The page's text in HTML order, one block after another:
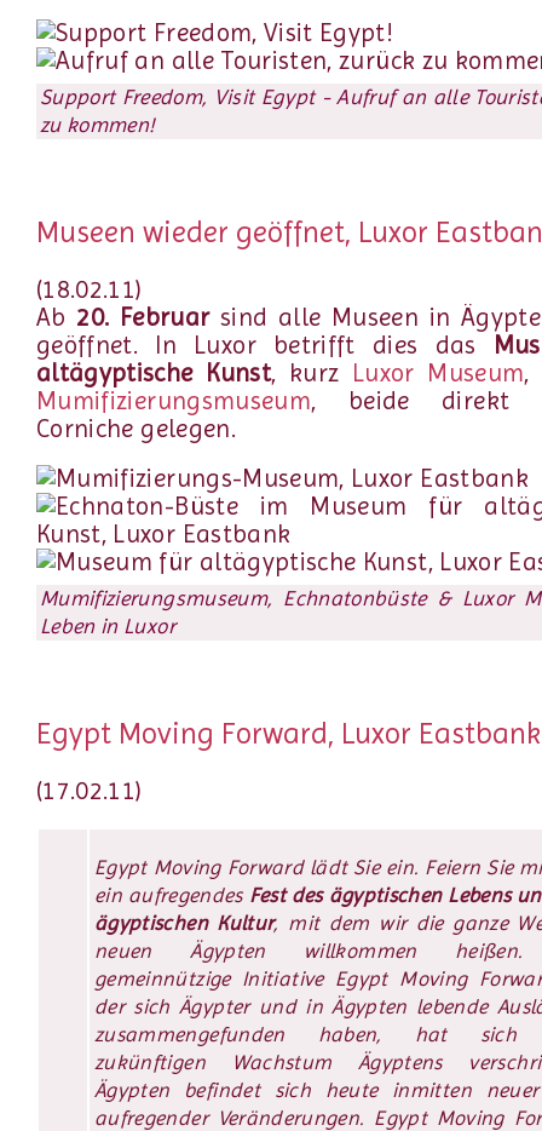
Support Freedom, Visit Egypt - Aufruf an alle
zu kommen!
Museen wieder geöffnet, Luxor
(18.02.11)
Ab 20. Februarsind alle Museen in
geöffnet. In Luxor betrifft dies das
altägyptische Kunst, kurz Luxor Museum,
Mumifizierungsmuseum, beide direkt
Corniche gelegen.
Mumifizierungsmuseum, Echnatonbüste & Luxor
Leben in Luxor
Egypt Moving Forward, Luxor Eastbank
(17.02.11)
Egypt Moving Forward lädt Sie ein. Feiern Sie
ein aufregendes Fest des ägyptischen Lebens
ägyptischen Kultur, mit dem wir die ganze
neuen Ägypten willkommen
gemeinnützige Initiative Egypt Moving
der sich Ägypter und in Ägypten lebende
zusammengefunden haben, hat sich
zukünftigen Wachstum Ägyptens
Ägypten befindet sich heute inmitten
aufregender Veränderungen. Egypt Moving